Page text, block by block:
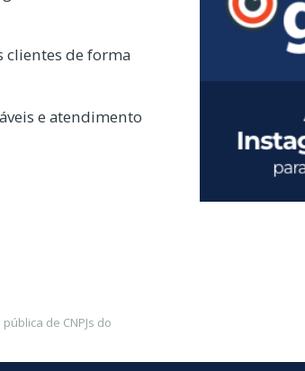
clientes de forma
e atendimento
de CNPJs do